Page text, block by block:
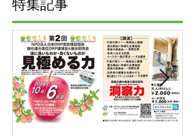
特集記事